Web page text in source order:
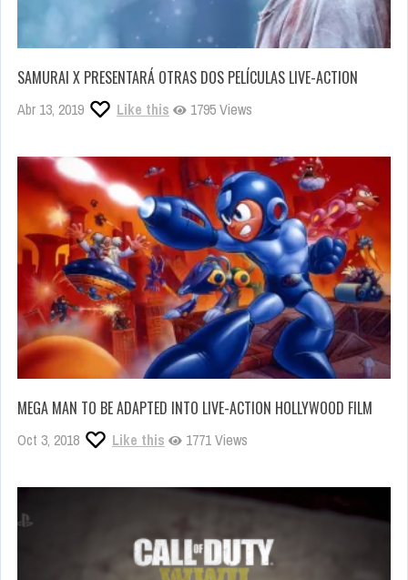
SAMURAI X PRESENTARÁ OTRAS DOS PELÍCULAS LIVE-ACTION
Abr 13, 2019 Like this 1795 Views
MEGA MAN TO BE ADAPTED INTO LIVE-ACTION HOLLYWOOD FILM
Oct 3, 2018 Like this 1771 Views